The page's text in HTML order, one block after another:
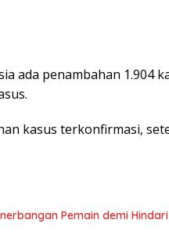
ada penambahan 1.904
kasus terkonfirmasi,
Pemain demi